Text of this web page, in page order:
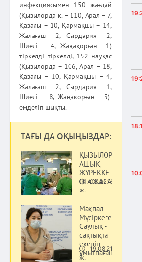
инфекциясымен 150 жағдай
(Қызылорда қ. – 110, Арал – 7,
Қазалы – 10, Қармақшы – 14,
Жалағаш – 2, Сырдария – 2,
Шиелі – 4, Жаңақорған –1)
тіркелді тіркелді, 152 науқас
(Қызылорда – 106, Арал – 18,
Қазалы – 10, Қармақшы – 4,
Жалағаш – 2, Сырдария – 1,
Шиелі – 8, Жаңақорған - 3)
емделіп шықты.
ТАҒЫ ДА ОҚЫҢЫЗДАР:
ҚЫЗЫЛОРДАДА
АШЫҚ
ЖҮРЕККЕ 102
ОТА ЖАСАЛҒАН
03.02.16
ж.
Мақпал
Мүсіркегенова:
Саулық -
сақтықта
екенін
ұмытпаған жөн
19.08.21
ж.